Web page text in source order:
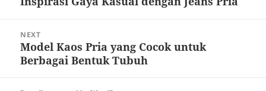
NEXT
Next
post:
Model Kaos Pria yang Cocok untuk
Berbagai Bentuk Tubuh